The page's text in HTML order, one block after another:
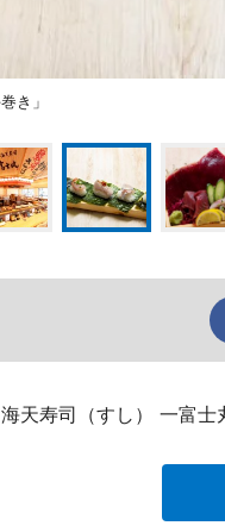
き」
天寿司（すし） 一富